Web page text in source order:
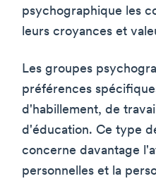
psychographique les
leurs croyances et
Les groupes
préférences
d'habillement, de
d'éducation. Ce type
concerne davantage
personnelles et la